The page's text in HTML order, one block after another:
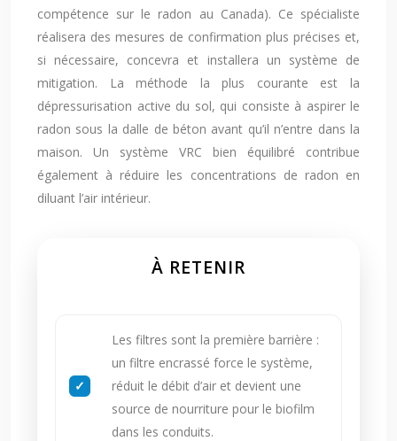
compétence sur le radon au Canada). Ce spécialiste
réalisera des mesures de confirmation plus précises et,
si nécessaire, concevra et installera un système de
mitigation. La méthode la plus courante est la
dépressurisation active du sol, qui consiste à aspirer le
radon sous la dalle de béton avant qu’il n’entre dans la
maison. Un système VRC bien équilibré contribue
également à réduire les concentrations de radon en
diluant l’air intérieur.
À RETENIR
Les filtres sont la première barrière :
un filtre encrassé force le système,
réduit le débit d’air et devient une
source de nourriture pour le biofilm
dans les conduits.